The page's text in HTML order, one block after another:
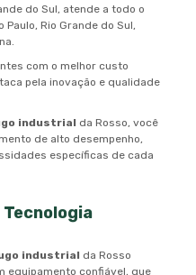
do Sul, atende a todo o
Rio Grande do Sul,
com o melhor custo
pela inovação e qualidade
industrial da Rosso, você
de alto desempenho,
específicas de cada
industrial da Rosso
equipamento confiável, que